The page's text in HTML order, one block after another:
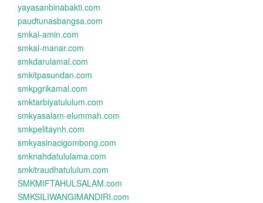
yayasanbinabakti.com
paudtunasbangsa.com
smkal-amin.com
smkal-manar.com
smkdarulamal.com
smkitpasundan.com
smkpgrikamal.com
smktarbiyatululum.com
smkyasalam-elummah.com
smkpelitaynh.com
smkyasinacigombong.com
smknahdatululama.com
smkitraudhatululum.com
SMKMIFTAHULSALAM.com
SMKSILIWANGIMANDIRI.com